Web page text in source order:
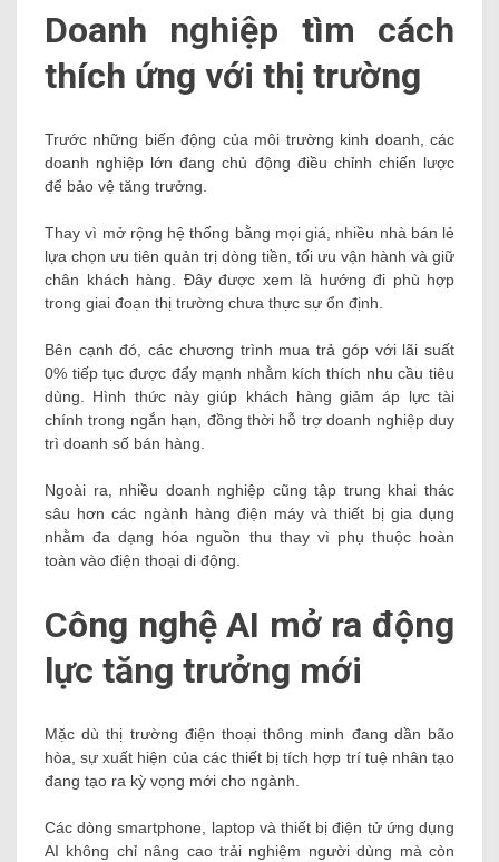
Doanh nghiệp tìm cách
thích ứng với thị trường
Trước những biến động của môi trường kinh doanh, các
doanh nghiệp lớn đang chủ động điều chỉnh chiến lược
để bảo vệ tăng trưởng.
Thay vì mở rộng hệ thống bằng mọi giá, nhiều nhà bán lẻ
lựa chọn ưu tiên quản trị dòng tiền, tối ưu vận hành và giữ
chân khách hàng. Đây được xem là hướng đi phù hợp
trong giai đoạn thị trường chưa thực sự ổn định.
Bên cạnh đó, các chương trình mua trả góp với lãi suất
0% tiếp tục được đẩy mạnh nhằm kích thích nhu cầu tiêu
dùng. Hình thức này giúp khách hàng giảm áp lực tài
chính trong ngắn hạn, đồng thời hỗ trợ doanh nghiệp duy
trì doanh số bán hàng.
Ngoài ra, nhiều doanh nghiệp cũng tập trung khai thác
sâu hơn các ngành hàng điện máy và thiết bị gia dụng
nhằm đa dạng hóa nguồn thu thay vì phụ thuộc hoàn
toàn vào điện thoại di động.
Công nghệ AI mở ra động
lực tăng trưởng mới
Mặc dù thị trường điện thoại thông minh đang dần bão
hòa, sự xuất hiện của các thiết bị tích hợp trí tuệ nhân tạo
đang tạo ra kỳ vọng mới cho ngành.
Các dòng smartphone, laptop và thiết bị điện tử ứng dụng
AI không chỉ nâng cao trải nghiệm người dùng mà còn